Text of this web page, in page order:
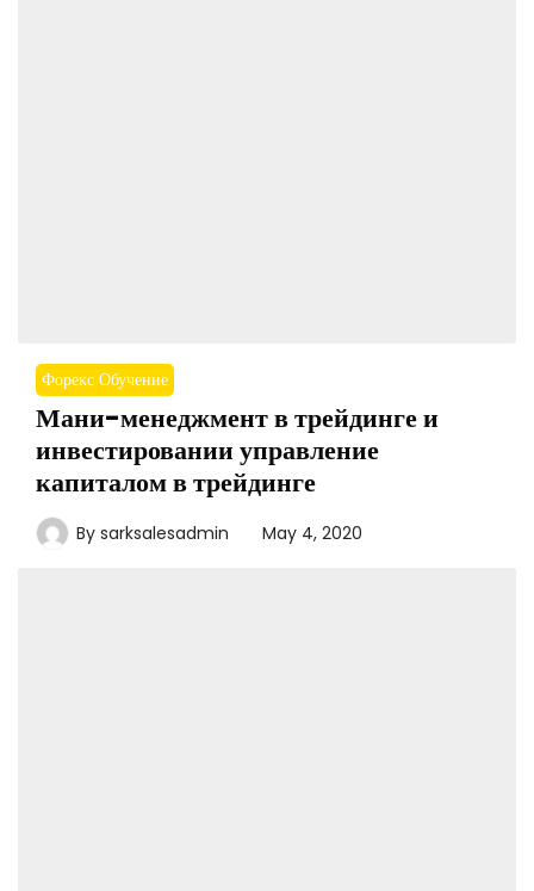
Форекс Обучение
Мани-менеджмент в трейдинге и
инвестировании управление
капиталом в трейдинге
By sarksalesadmin May 4, 2020